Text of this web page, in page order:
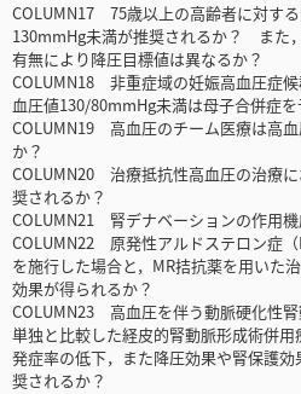
COLUMN17 75歳以上の高齢者に対す
130mmHg未満が推奨されるか？ また
有無により降圧目標値は異なるか？
COLUMN18 非重症域の妊娠高血圧症
血圧値130/80mmHg未満は母子合併症を
COLUMN19 高血圧のチーム医療は高
か？
COLUMN20 治療抵抗性高血圧の治療
奨されるか？
COLUMN21 腎デナベーションの作用機
COLUMN22 原発性アルドステロン症
を施行した場合と，MR拮抗薬を用いた
効果が得られるか？
COLUMN23 高血圧を伴う動脈硬化性
単独と比較した経皮的腎動脈形成術併
発症率の低下，また降圧効果や腎保護
奨されるか？